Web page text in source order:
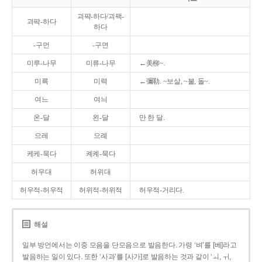
괴팍-하다
괴퍅-하다/괴팩-
하다
-구먼 -구면
미루-나무 미류-나무 ←美柳~.
미륵 미력 ←彌勒. ~보살, ~불, 돌~.
여느 여늬
온-달 왼-달 만 한 달.
으레 으례
케케-묵다 켸켸-묵다
허우대 허위대
허우적-허우적 허위적-허위적 허우적-거리다.
해설
일부 방언에서는 이중 모음을 단모음으로 발음한다. 가령 ‘벼’를 [베]라고
발음하는 일이 있다. 또한 ‘사과’를 [사가]로 발음하는 것과 같이 ‘ㅚ, ㅟ,